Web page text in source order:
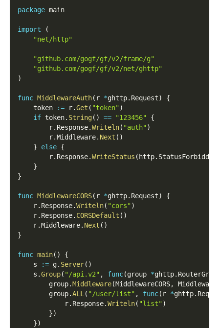
package main
import
(
"net/http"
"github.com/gogf/gf/v2/frame/g"
"github.com/gogf/gf/v2/net/ghttp"
)
func MiddlewareAuth( r *ghttp. Request)
{
    token
:= r.Get ( "token")
if token. String( ) == "123456"
{
        r
. Response.Writeln( "auth")
        r
.Middleware. Next ( )
}
else {
        r
. Response.WriteStatus ( http. StatusForbidden
}
}
func MiddlewareCORS( r *ghttp. Request)
{
    r
. Response.Writeln( "cors")
    r
. Response. CORSDefault ( )
    r
.Middleware. Next ( )
}
func main( )
{
    s
:= g. Server( )
    s
.Group( "/api.v2" , func(group *ghttp.
        group
.Middleware(MiddlewareCORS,
        group
.ALL ( "/user/list" , func( r *ghttp.
            r
. Response.Writeln( "list")
})
})